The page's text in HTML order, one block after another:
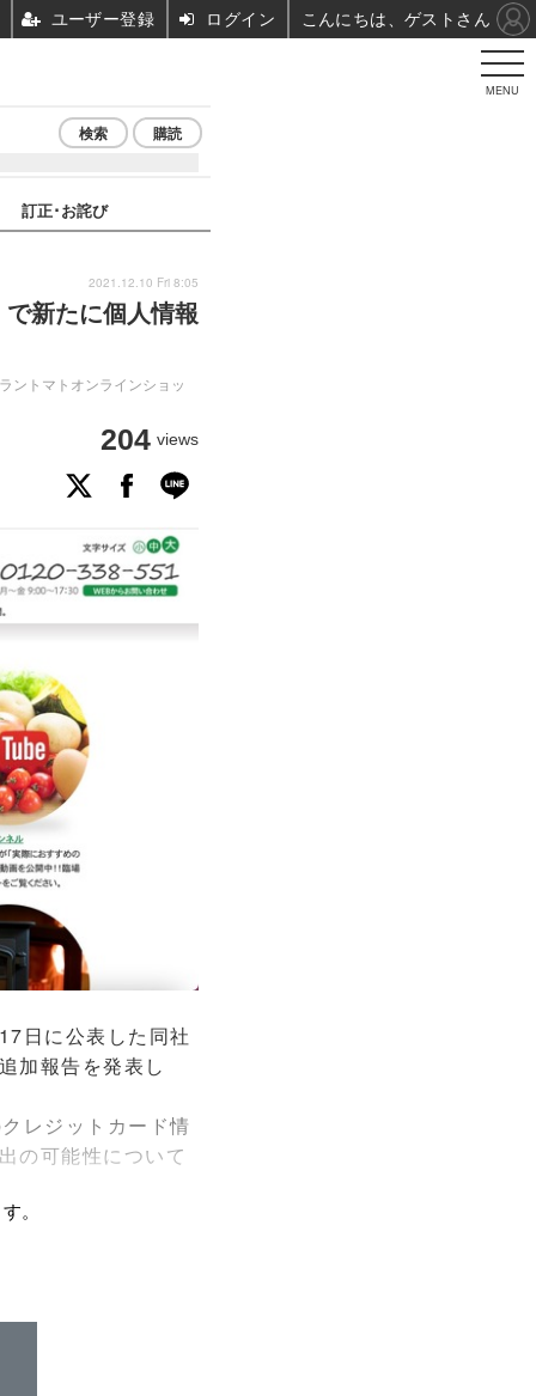
MENU
検索 購読
訂正･お詫び
新たに個人情報
ントマトオンラインショッ
204 views
2021.12.10 Fri 8:05
日に公表した同社
加報告を発表し
レジットカード情
の可能性について
。
ユーザー登録 ログイン こんにちは、ゲストさん